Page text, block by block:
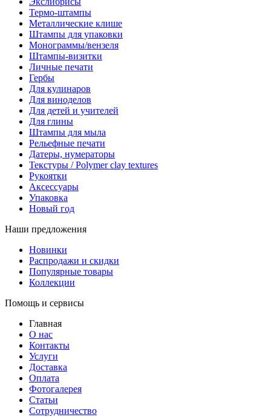
Термо-штампы
Металлические клише
Штампы для упаковки
Монограммы/вензеля
Штампы-визитки
Личные печати
Гербы
Для кулинаров
Для виноделов
Для детей и учителей
Для глины
Штампы для мыла
Рельефные печати
Датеры, нумераторы
Текстуры / Polymer clay textures
Рукоятки
Аксессуары
Упаковка
Новый год
Наши предложения
Новинки
Распродажи и скидки
Популярные товары
Коллекции
Помощь и сервисы
Главная
О нас
Контакты
Услуги
Доставка
Оплата
Фотогалерея
Статьи
Сотрудничество